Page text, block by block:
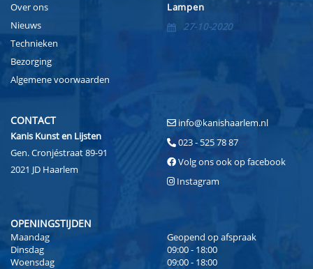
Over ons
Nieuws
Technieken
Bezorging
Algemene voorwaarden
Lampen
27-10-2020
CONTACT
Kanis Kunst en Lijsten
Gen. Cronjéstraat 89-91
2021 JD Haarlem
info@kanishaarlem.nl
023 - 525 78 87
Volg ons ook op facebook
Instagram
OPENINGSTIJDEN
Maandag
Geopend op afspraak
Dinsdag
09:00 - 18:00
Woensdag
09:00 - 18:00